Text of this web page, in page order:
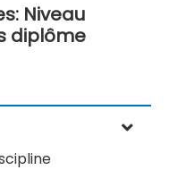
Niveau
diplôme